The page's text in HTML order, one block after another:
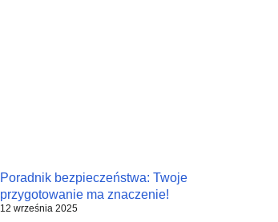
Poradnik bezpieczeństwa: Twoje
przygotowanie ma znaczenie!
12 września 2025